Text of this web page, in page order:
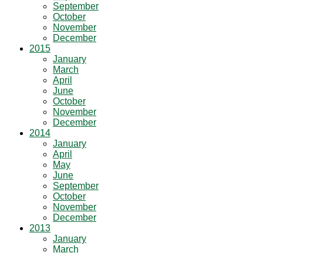
September
October
November
December
2015
January
March
April
June
October
November
December
2014
January
April
May
June
September
October
November
December
2013
January
March